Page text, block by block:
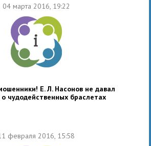
04 марта 2016, 19:22
Е. Л. Насонов не давал
чудодейственных браслетах
февраля 2016, 15:58